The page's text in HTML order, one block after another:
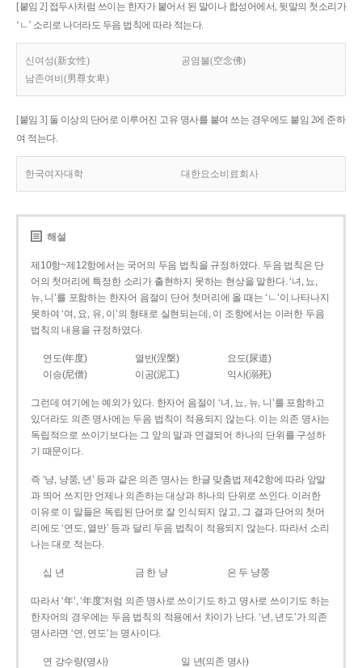
[붙임 2] 접두사처럼 쓰이는 한자가 붙어서 된 말이나 합성어에서, 뒷말의 첫소리가
‘ㄴ’ 소리로 나더라도 두음 법칙에 따라 적는다.
신여성(新女性)
공염불(空念佛)
남존여비(男尊女卑)
[붙임 3] 둘 이상의 단어로 이루어진 고유 명사를 붙여 쓰는 경우에도 붙임 2에 준하
여 적는다.
한국여자대학 대한요소비료회사
해설
제10항~제12항에서는 국어의 두음 법칙을 규정하였다. 두음 법칙은 단
어의 첫머리에 특정한 소리가 출현하지 못하는 현상을 말한다. ‘녀, 뇨,
뉴, 니’를 포함하는 한자어 음절이 단어 첫머리에 올 때는 ‘ㄴ’이 나타나지
못하여 ‘여, 요, 유, 이’의 형태로 실현되는데, 이 조항에서는 이러한 두음
법칙의 내용을 규정하였다.
연도(年度) 열반(涅槃)
요도(尿道)
이승(尼僧)
이공(泥工) 익사(溺死)
그런데 여기에는 예외가 있다. 한자어 음절이 ‘녀, 뇨, 뉴, 니’를 포함하고
있더라도 의존 명사에는 두음 법칙이 적용되지 않는다. 이는 의존 명사는
독립적으로 쓰이기보다는 그 앞의 말과 연결되어 하나의 단위를 구성하
기 때문이다.
즉 ‘냥, 냥쭝, 년’ 등과 같은 의존 명사는 한글 맞춤법 제42항에 따라 앞말
과 띄어 쓰지만 언제나 의존하는 대상과 하나의 단위로 쓰인다. 이러한
이유로 이 말들은 독립된 단어로 잘 인식되지 않고, 그 결과 단어의 첫머
리에도 ‘연도, 열반’ 등과 달리 두음 법칙이 적용되지 않는다. 따라서 소리
나는 대로 적는다.
십 년 금 한 냥 은 두 냥쭝
따라서 ‘年’, ‘年度’처럼 의존 명사로 쓰이기도 하고 명사로 쓰이기도 하는
한자어의 경우에는 두음 법칙의 적용에서 차이가 난다. ‘년, 년도’가 의존
명사라면 ‘연, 연도’는 명사이다.
연 강수량(명사)
일 년(의존 명사)